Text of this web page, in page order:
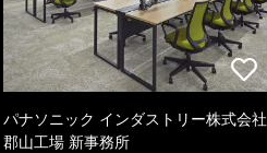
パナソニック インダストリー株式会社
郡山工場 新事務所